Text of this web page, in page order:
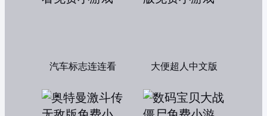
汽车标志连连看 大便超人中文版